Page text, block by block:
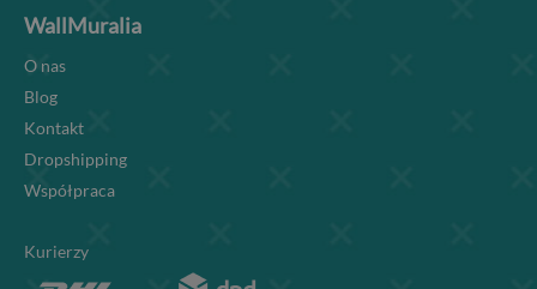
WallMuralia
O nas
Blog
Kontakt
Dropshipping
Współpraca
Kurierzy